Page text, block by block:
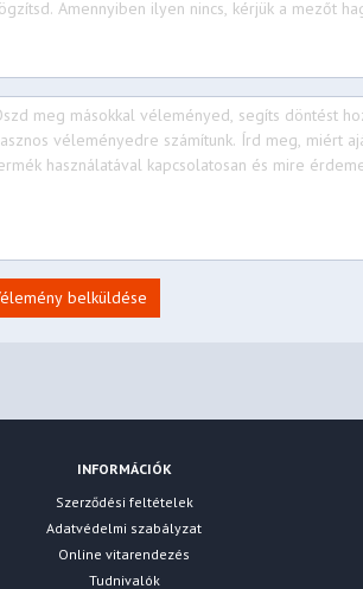
belküldése
INFORMÁCIÓK
Szerződési feltételek
Adatvédelmi szabályzat
Online vitarendezés
Tudnivalók